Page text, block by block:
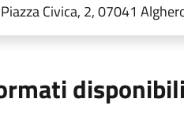
Piazza Civica, 2, 07041
disponibili